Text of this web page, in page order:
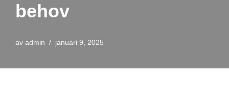
behov
av admin januari 9, 2025